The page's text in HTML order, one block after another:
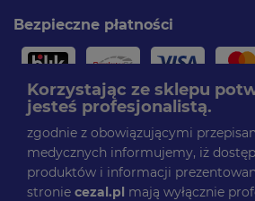
Bezpieczne płatności
Paczki dostarczamy
Korzystając ze sklepu
jesteś profesjonalistą.
zgodnie z obowiązującymi
medycznych informujemy, iż
produktów i informacji
stronie cezal.pl mają wyłącznie